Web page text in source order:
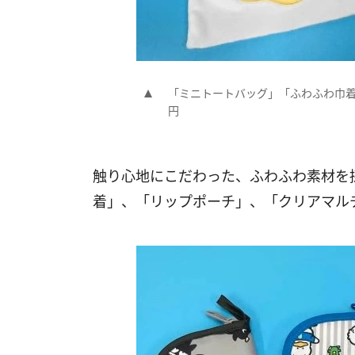
「ミニトートバッグ」「ふわふわ
円
触り心地にこだわった、ふわふわ素材
着」、「リップポーチ」、「クリアマ